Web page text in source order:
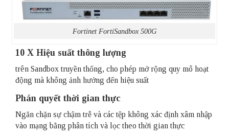
Fortinet FortiSandbox 500G
10 X Hiệu suất thông lượng
trên Sandbox truyền thống, cho phép mở rộng quy mô hoạt
động mà không ảnh hưởng đến hiệu suất
Phán quyết thời gian thực
Ngăn chặn sự chậm trễ và các tệp không xác định xâm nhập
vào mạng bằng phân tích và lọc theo thời gian thực